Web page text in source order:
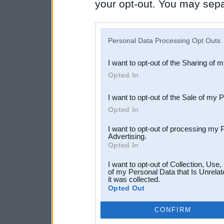
your opt-out. You may
Downstream Participants
third parties.
Personal Data Processing Opt Outs
I want to opt-out of the Sharing of
Opted In
I want to opt-out of the Sale of my
Opted In
I want to opt-out of processing my
Advertising.
Opted In
I want to opt-out of Collection,
of my Personal Data that Is
it was collected.
Opted Out
CONFIRM